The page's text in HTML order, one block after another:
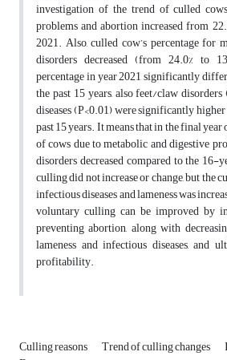
investigation of the trend of culled
problems and abortion increased from
2021. Also, culled cow’s percentage for
disorders decreased (from 24.0% to
percentage in year 2021 significantly
the past 15 years, also feet/claw
diseases (P<0.01) were significantly
past 15 years. It means that in the final
of cows due to metabolic and digestive
disorders decreased compared to the 16-
culling did not increase or change, but the
infectious diseases and lameness was
voluntary culling can be improved by
preventing abortion, along with
lameness and infectious diseases, and
profitability.
Culling reasons Trend of culling changes